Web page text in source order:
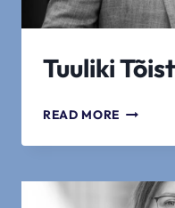
Tuuliki
READ MORE TUULIKI